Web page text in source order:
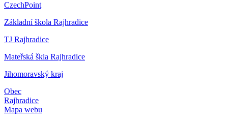
CzechPoint
Základní škola Rajhradice
TJ Rajhradice
Mateřská škla Rajhradice
Jihomoravský kraj
Obec
Rajhradice
Mapa webu